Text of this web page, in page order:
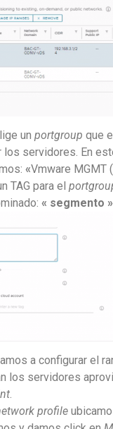
un portgroup que
los servidores. En
«Vmware MGMT
TAG para el
« segmento »
a configurar el
los servidores
profile